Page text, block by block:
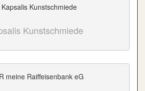
Kunstschmiede